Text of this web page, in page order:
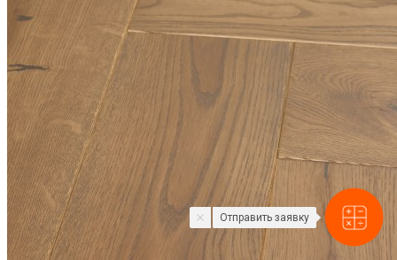
Отправить заявку